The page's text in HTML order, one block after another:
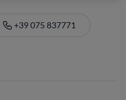
+39 075 837771